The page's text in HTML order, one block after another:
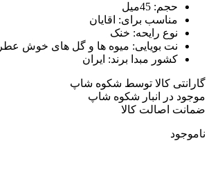
حجم: 45میل
مناسب برای: اقایان
نوع رایحه: خنک
نت بویایی: میوه ها و گل های خوش عطر
کشور مبدا برند: ایران
گارانتی کالا توسط شکوه شاپ
موجود در انبار شکوه شاپ
ضمانت اصالت کالا
ناموجود